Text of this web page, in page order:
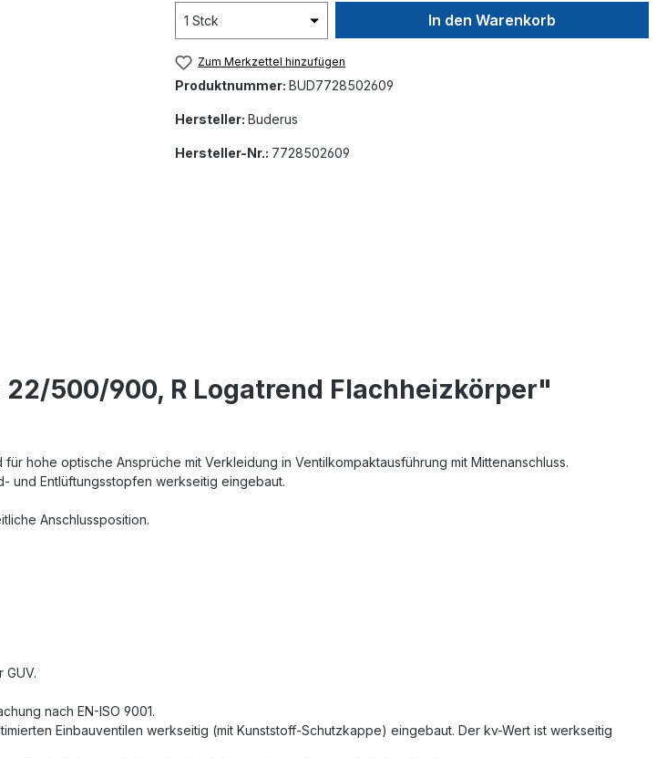
In den Warenkorb
Zum Merkzettel hinzufügen
Produktnummer: BUD7728502609
Hersteller: Buderus
Hersteller-Nr.: 7728502609
500/900, R Logatrend Flachheizkörper"
hohe optische Ansprüche mit Verkleidung in Ventilkompaktausführung mit Mittenanschluss.
und Entlüftungsstopfen werkseitig eingebaut.
Anschlussposition.
nach EN-ISO 9001.
Einbauventilen werkseitig (mit Kunststoff-Schutzkappe) eingebaut. Der kv-Wert ist werkseitig